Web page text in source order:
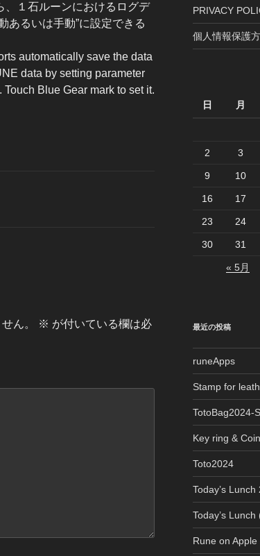
、１石ルーンにおけるログデ
あるいは手動”に設定できる
automatically save the data
data by setting parameter
Blue Gear mark to set it.
ん。 ※ が付いている欄は必
PRIVACY
個人情報保護
日 月
2 3
9 10
16 17
23 24
30 31
« 5月
最近の投稿
runeApps
Stamp for
TotoBag2024-
Key ring &
Toto2024
Today’s
Today’s
Rune on Apple